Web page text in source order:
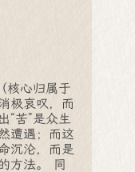
核心归属于
极哀叹，而
苦”是众生
遭遇；而这
沉沦，而是
方法。 同